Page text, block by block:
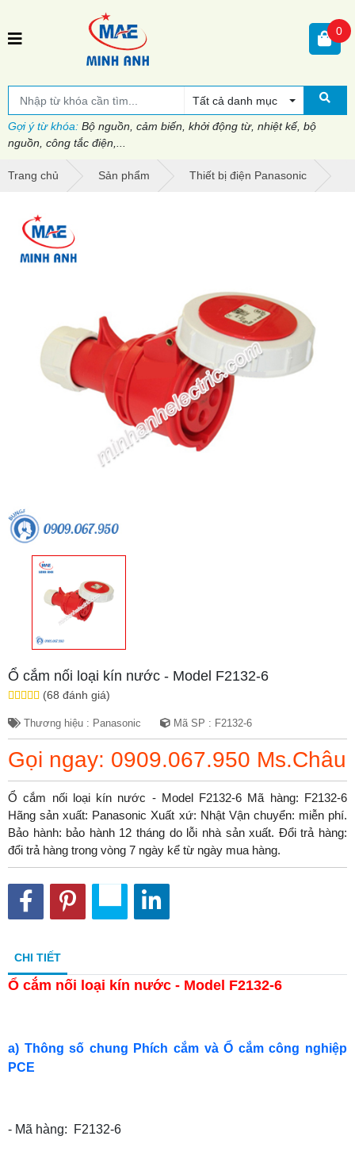
Tất cả danh mục
Gợi ý từ khóa: Bộ nguồn, cảm biến, khởi động từ, nhiệt kế, bộ
nguồn, công tắc điện,...
0
Trang chủ Sản phẩm Thiết bị điện Panasonic
Ổ cắm nối loại kín nước - Model F2132-6
(68 đánh giá)
Thương hiệu : Panasonic Mã SP : F2132-6
Gọi ngay: 0909.067.950 Ms.Châu
Ổ cắm nối loại kín nước - Model F2132-6 Mã hàng: F2132-6
Hãng sản xuất: Panasonic Xuất xứ: Nhật Vận chuyển: miễn phí.
Bảo hành: bảo hành 12 tháng do lỗi nhà sản xuất. Đổi trả hàng:
đổi trả hàng trong vòng 7 ngày kể từ ngày mua hàng.
CHI TIẾT
Ổ cắm nối loại kín nước - Model F2132-6
a) Thông số chung Phích cắm và Ổ cắm công nghiệp
PCE
- Mã hàng: F2132-6